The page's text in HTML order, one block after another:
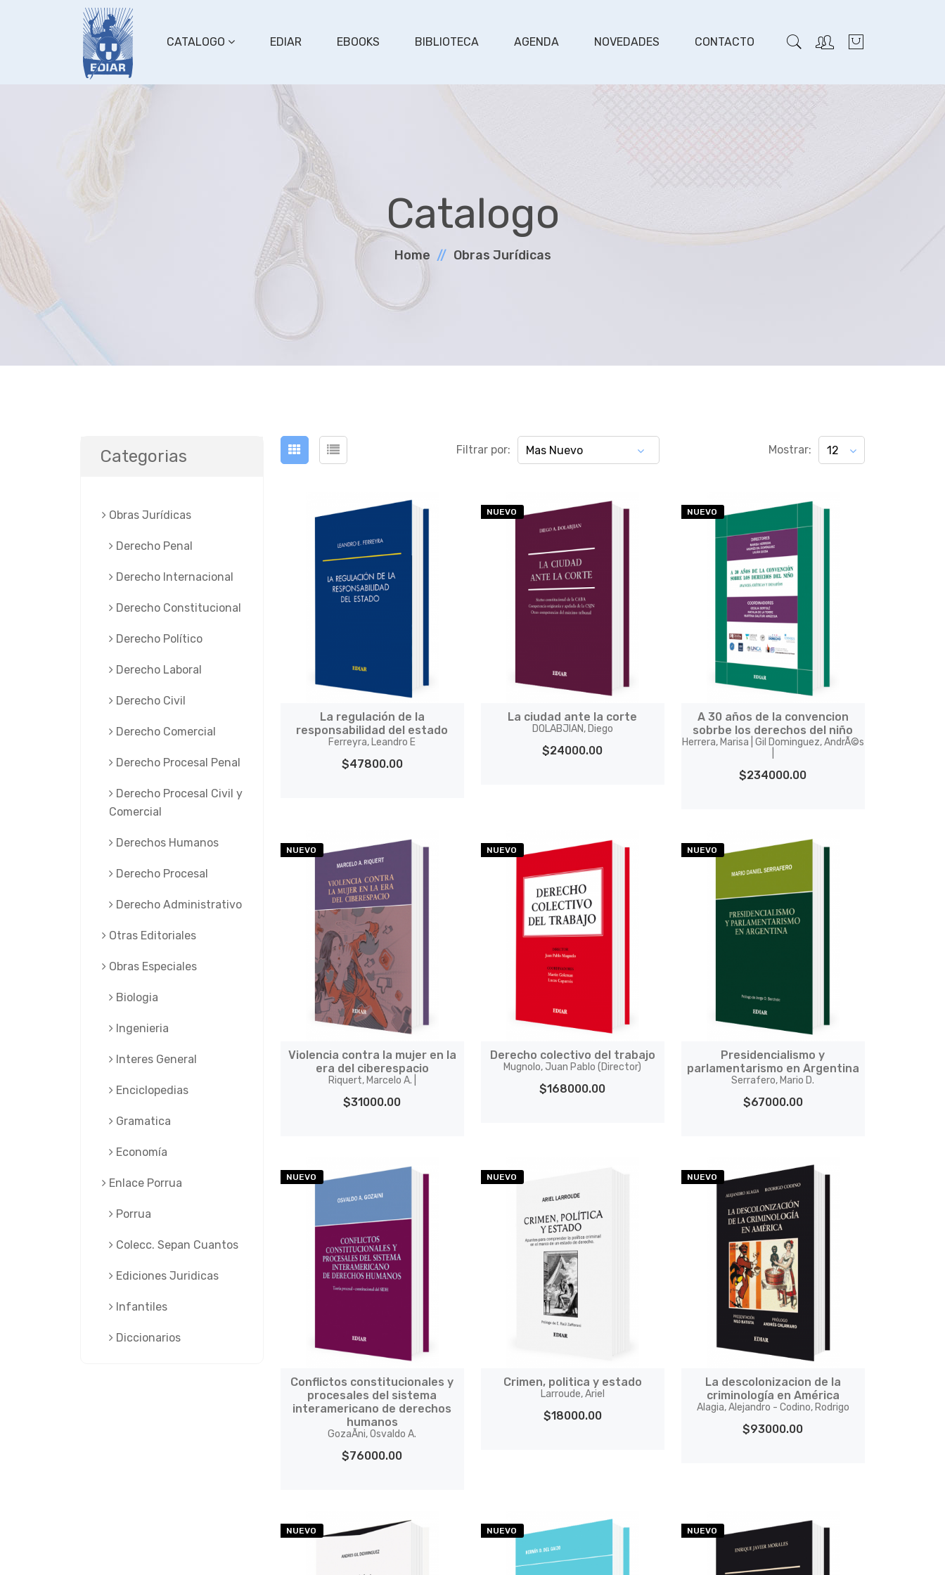
CATALOGO EDIAR EBOOKS BIBLIOTECA AGENDA NOVEDADES CONTACTO
Catalogo
Home Obras Jurí­dicas
Filtrar por: Mas Nuevo Mostrar: 12
La regulación de la
responsabilidad del estado
Ferreyra, Leandro E
$47800.00
NUEVO
La ciudad ante la corte
DOLABJIAN, Diego
$24000.00
NUEVO
A 30 años de la convencion
sobrbe los derechos del niño
Herrera, Marisa | Gil Dominguez, AndrÃ©s
$234000.00
NUEVO
Violencia contra la mujer en la
era del ciberespacio
Riquert, Marcelo A. |
$31000.00
NUEVO
Derecho colectivo del trabajo
Mugnolo, Juan Pablo (Director)
$168000.00
NUEVO
Presidencialismo y
parlamentarismo en Argentina
Serrafero, Mario D.
$67000.00
NUEVO
Conflictos constitucionales y
procesales del sistema
interamericano de derechos
humanos
GozaÃ­ni, Osvaldo A.
$76000.00
NUEVO
Crimen, politica y estado
Larroude, Ariel
$18000.00
NUEVO
La descolonizacion de la
criminología en América
Alagia, Alejandro - Codino, Rodrigo
$93000.00
NUEVO NUEVO NUEVO
Categorias
Obras Jurí­dicas
Derecho Penal
Derecho Internacional
Derecho Constitucional
Derecho Político
Derecho Laboral
Derecho Civil
Derecho Comercial
Derecho Procesal Penal
Derecho Procesal Civil y
Comercial
Derechos Humanos
Derecho Procesal
Derecho Administrativo
Otras Editoriales
Obras Especiales
Biologia
Ingenieria
Interes General
Enciclopedias
Gramatica
Economía
Enlace Porrua
Porrua
Colecc. Sepan Cuantos
Ediciones Juridicas
Infantiles
Diccionarios